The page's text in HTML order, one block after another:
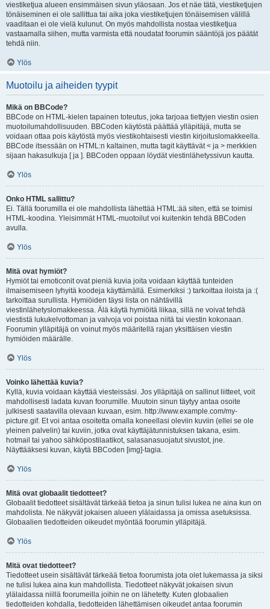
viestiketjua alueen ensimmäisen sivun yläosaan. Jos et näe tätä, viestiketjujen
tönäiseminen ei ole sallittua tai aika joka viestiketjujen tönäisemisen välillä
vaaditaan ei ole vielä kulunut. On myös mahdollista nostaa viestiketjua
vastaamalla siihen, mutta varmista että noudatat foorumin sääntöjä jos päätät
tehdä niin.
Ylös
Muotoilu ja aiheiden tyypit
Mikä on BBCode?
BBCode on HTML-kielen tapainen toteutus, joka tarjoaa tiettyjen viestin osien
muotoilumahdollisuuden. BBCoden käytöstä päättää ylläpitäjä, mutta se
voidaan ottaa pois käytöstä myös viestikohtaisesti viestin kirjoituslomakkeella.
BBCode itsessään on HTML:n kaltainen, mutta tagit käyttävät < ja > merkkien
sijaan hakasulkuja [ ja ]. BBCoden oppaan löydät viestinlähetyssivun kautta.
Ylös
Onko HTML sallittu?
Ei. Tällä foorumilla ei ole mahdollista lähettää HTML:ää siten, että se toimisi
HTML-koodina. Yleisimmät HTML-muotoilut voi kuitenkin tehdä BBCoden
avulla.
Ylös
Mitä ovat hymiöt?
Hymiöt tai emoticonit ovat pieniä kuvia joita voidaan käyttää tunteiden
ilmaisemiseen lyhyitä koodeja käyttämällä. Esimerkiksi :) tarkoittaa iloista ja :(
tarkoittaa surullista. Hymiöiden täysi lista on nähtävillä
viestinlähetyslomakkeessa. Älä käytä hymiöitä liikaa, sillä ne voivat tehdä
viestistä lukukelvottoman ja valvoja voi poistaa niitä tai viestin kokonaan.
Foorumin ylläpitäjä on voinut myös määritellä rajan yksittäisen viestin
hymiöiden määrälle.
Ylös
Voinko lähettää kuvia?
Kyllä, kuvia voidaan käyttää viesteissäsi. Jos ylläpitäjä on sallinut liitteet, voit
mahdollisesti ladata kuvan foorumille. Muutoin sinun täytyy antaa osoite
julkisesti saatavilla olevaan kuvaan, esim. http://www.example.com/my-
picture.gif. Et voi antaa osoitetta omalla koneellasi oleviin kuviin (ellei se ole
yleinen palvelin) tai kuviin, jotka ovat käyttäjätunnistuksen takana, esim.
hotmail tai yahoo sähköpostilaatikot, salasanasuojatut sivustot, jne.
Näyttääksesi kuvan, käytä BBCoden [img]-tagia.
Ylös
Mitä ovat globaalit tiedotteet?
Globaalit tiedotteet sisältävät tärkeää tietoa ja sinun tulisi lukea ne aina kun on
mahdolista. Ne näkyvät jokaisen alueen ylälaidassa ja omissa asetuksissa.
Globaalien tiedotteiden oikeudet myöntää foorumin ylläpitäjä.
Ylös
Mitä ovat tiedotteet?
Tiedotteet usein sisältävät tärkeää tietoa foorumista jota olet lukemassa ja siksi
ne tulisi lukea aina kun mahdollista. Tiedotteet näkyvät jokaisen sivun
ylälaidassa niillä foorumeilla joihin ne on lähetetty. Kuten globaalien
tiedotteiden kohdalla, tiedotteiden lähettämisen oikeudet antaa foorumin